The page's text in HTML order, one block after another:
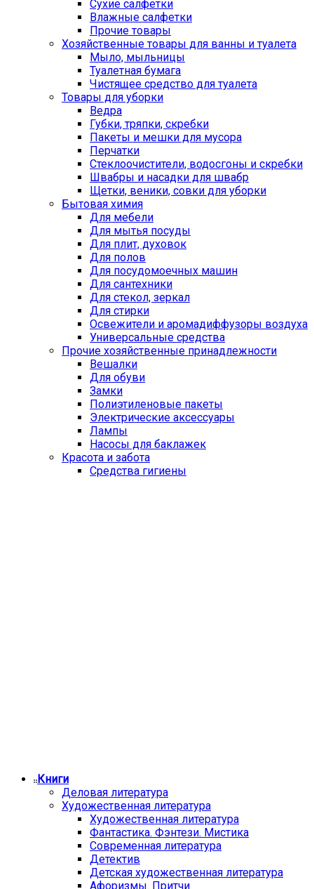
Сухие салфетки
Влажные салфетки
Прочие товары
Хозяйственные товары для ванны и туалета
Мыло, мыльницы
Туалетная бумага
Чистящее средство для туалета
Товары для уборки
Ведра
Губки, тряпки, скребки
Пакеты и мешки для мусора
Перчатки
Стеклоочистители, водосгоны и скребки
Швабры и насадки для швабр
Щетки, веники, совки для уборки
Бытовая химия
Для мебели
Для мытья посуды
Для плит, духовок
Для полов
Для посудомоечных машин
Для сантехники
Для стекол, зеркал
Для стирки
Освежители и аромадиффузоры воздуха
Универсальные средства
Прочие хозяйственные принадлежности
Вешалки
Для обуви
Замки
Полиэтиленовые пакеты
Электрические аксессуары
Лампы
Насосы для баклажек
Красота и забота
Средства гигиены
Книги
Деловая литература
Художественная литература
Художественная литература
Фантастика. Фэнтези. Мистика
Современная литература
Детектив
Детская художественная литература
Афоризмы. Притчи